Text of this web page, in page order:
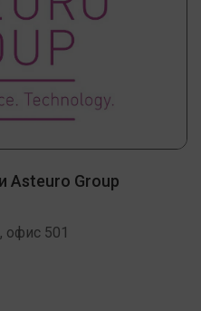
Asteuro Group
офис 501